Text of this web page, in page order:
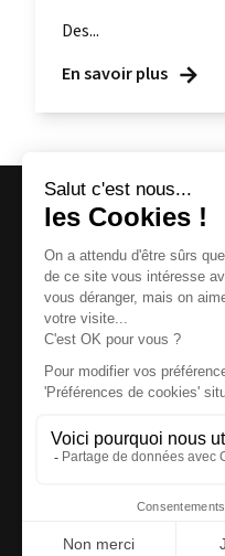
Des...
En savoir plus
Magazine et site